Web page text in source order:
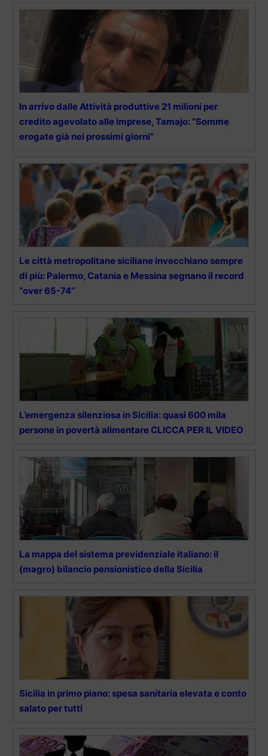
In arrivo dalle Attività produttive 21 milioni per
credito agevolato alle imprese, Tamajo: “Somme
erogate già nei prossimi giorni”
Le città metropolitane siciliane invecchiano sempre
di più: Palermo, Catania e Messina segnano il record
“over 65-74”
L’emergenza silenziosa in Sicilia: quasi 600 mila
persone in povertà alimentare CLICCA PER IL VIDEO
La mappa del sistema previdenziale italiano: il
(magro) bilancio pensionistico della Sicilia
Sicilia in primo piano: spesa sanitaria elevata e conto
salato per tutti